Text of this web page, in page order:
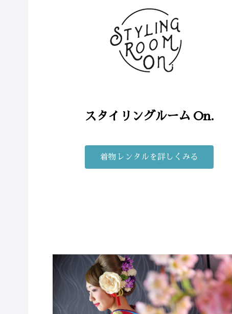
スタイリングルーム On.
着物レンタルを詳しくみる